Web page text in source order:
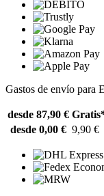
Gastos de envío para
desde 87,90 €
desde 0,00 € 9,90 €